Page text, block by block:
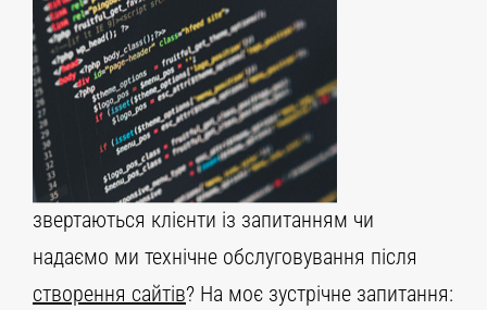
звертаються клієнти із запитанням чи
надаємо ми технічне обслуговування після
створення сайтів? На моє зустрічне запитання: